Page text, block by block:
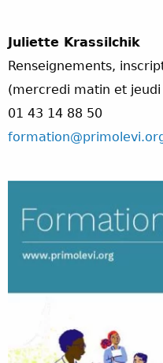
Juliette Krassilchik
Renseignements,
(mercredi matin et
01 43 14 88 50